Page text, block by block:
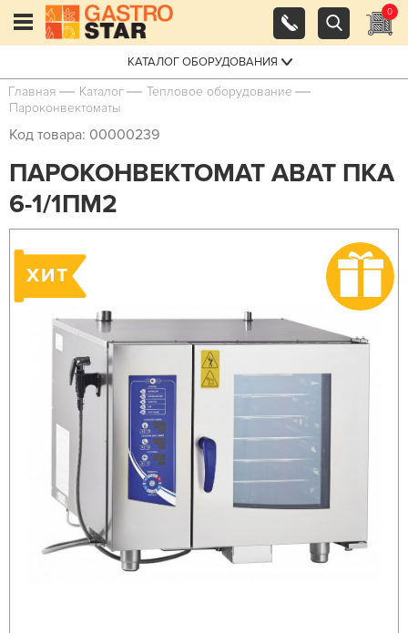
0
КАТАЛОГ ОБОРУДОВАНИЯ
Главная Каталог
Тепловое оборудование
Пароконвектоматы
Код товара: 00000239
ПАРОКОНВЕКТОМАТ ABAT ПКА
6-1/1ПМ2